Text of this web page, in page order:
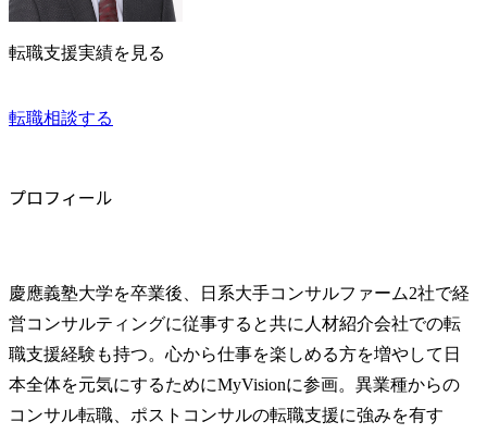
プロフィール
慶應義塾大学を卒業後、日系大手コンサルファーム2社で経
営コンサルティングに従事すると共に人材紹介会社での転
職支援経験も持つ。心から仕事を楽しめる方を増やして日
本全体を元気にするためにMyVisionに参画。異業種からの
コンサル転職、ポストコンサルの転職支援に強みを有す
転職支援実績を見る
転職相談する